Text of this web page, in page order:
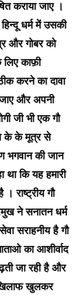
कराया जाए ।
धर्म में उसकी
और गोबर को
लिए काफ़ी
करने का दावा
जाए और अपनी
जी भी एक गौ
के के मूत्र से
भगवान की जान
था कि यह हमारी
राष्ट्रीय गौ
ने सनातन धर्म
सराहनीय है गौ
का आशीर्वाद
जा रही है और
खुलकर